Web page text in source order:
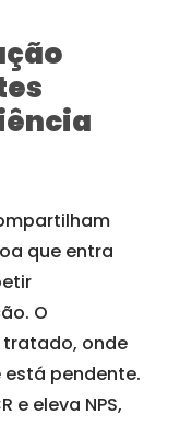
que entra
O
tratado, onde
pendente.
e eleva NPS,